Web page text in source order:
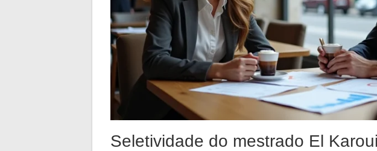
Seletividade do mestrado El